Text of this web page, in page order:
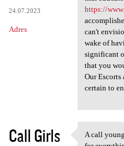
24.07.2023
Adres
https://
can't
wake of
significant
that you
Our Escorts
certain to
Call Girls
A call